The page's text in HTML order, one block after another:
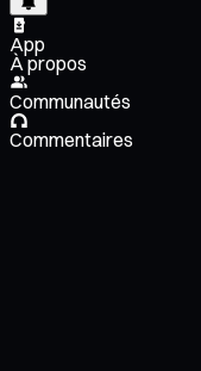
App
À propos
Communautés
Commentaires